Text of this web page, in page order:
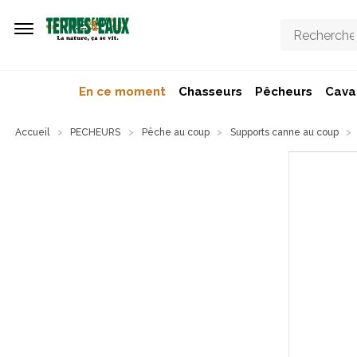
En ce moment Chasseurs Pêcheurs
Accueil PECHEURS Pêche au coup Supports canne au coup